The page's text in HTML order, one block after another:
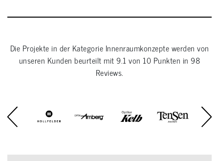
Die Projekte in der Kategorie Innenraumkonzeptewerden von
unseren Kunden beurteilt mit9.1 von 10 Punkten in98
Reviews.